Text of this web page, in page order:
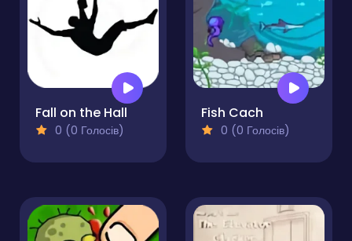
Fall on the Hall
0 (0 Голосів)
Fish Cach
0 (0 Голосів)